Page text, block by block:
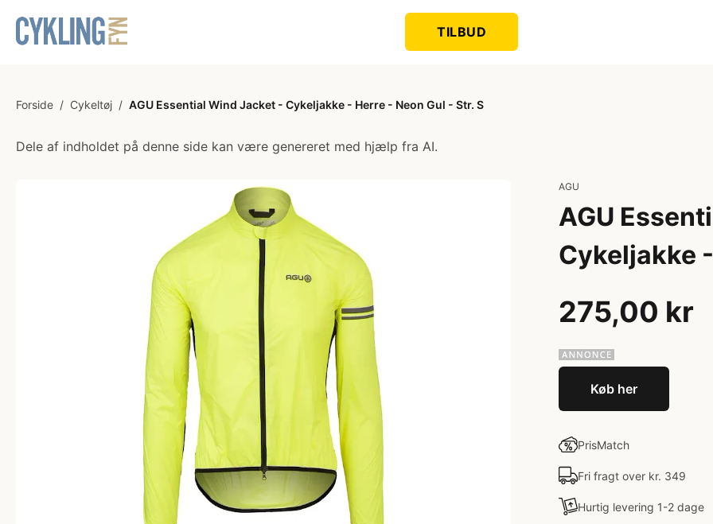
TILBUD
Forside / Cykeltøj / AGU Essential Wind Jacket - Cykeljakke - Herre - Neon Gul - Str. S
Dele af indholdet på denne side kan være genereret med hjælp fra AI.
AGU
AGU
Cykeljakke
275,00 kr
Køb her
PrisMatch
Fri fragt over kr. 349
Hurtig levering 1-2 dage